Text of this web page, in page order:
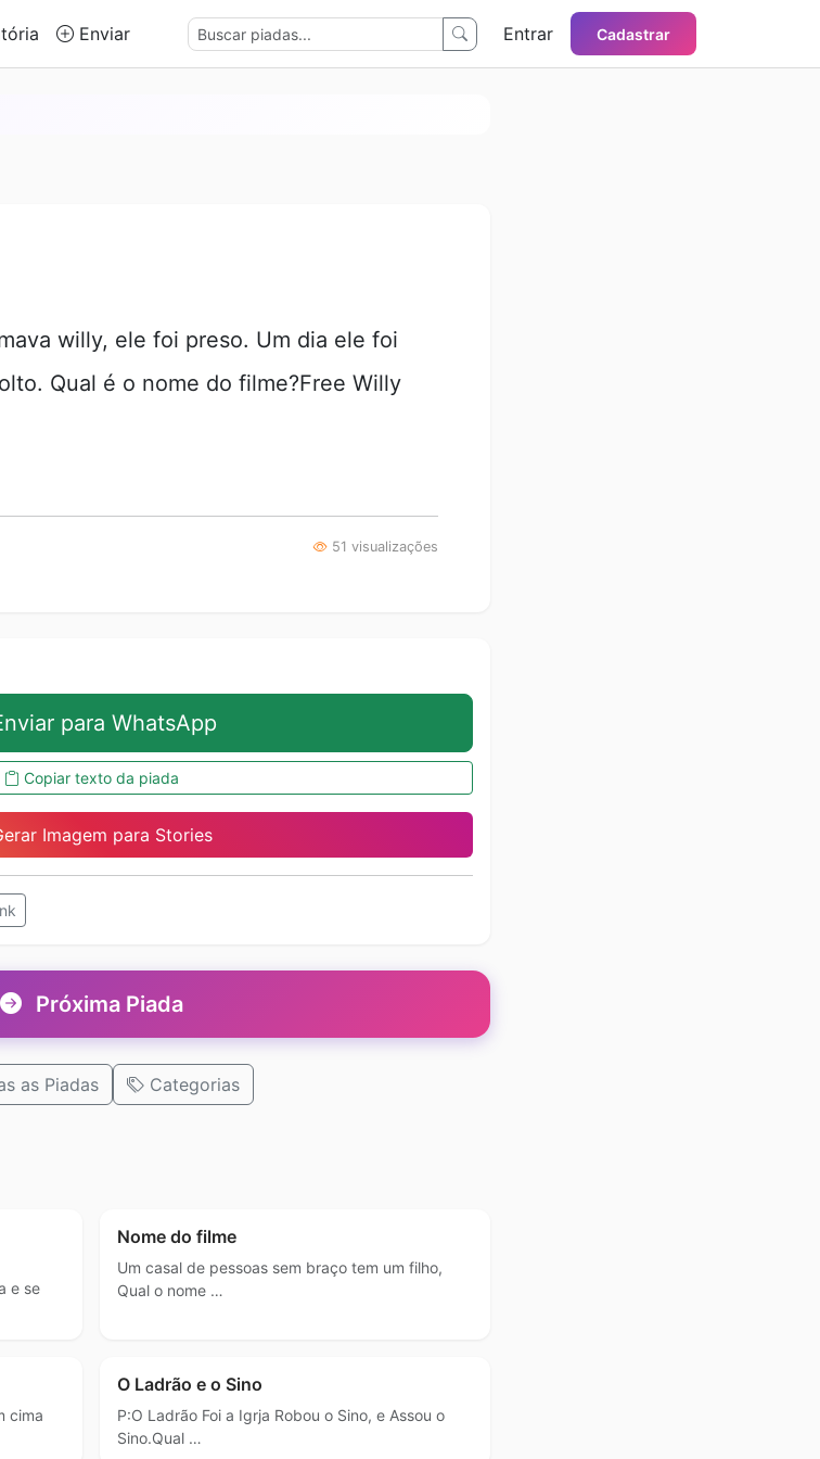
Enviar Entrar Cadastrar
willy, ele foi preso. Um dia ele foi
Qual é o nome do filme?Free Willy
51 visualizações
para WhatsApp
Copiar texto da piada
Imagem para Stories
Próxima Piada
as Piadas Categorias
e se
Nome do filme
Um casal de pessoas sem braço tem um filho,
Qual o nome …
cima
O Ladrão e o Sino
P:O Ladrão Foi a Igrja Robou o Sino, e Assou o
Sino.Qual …